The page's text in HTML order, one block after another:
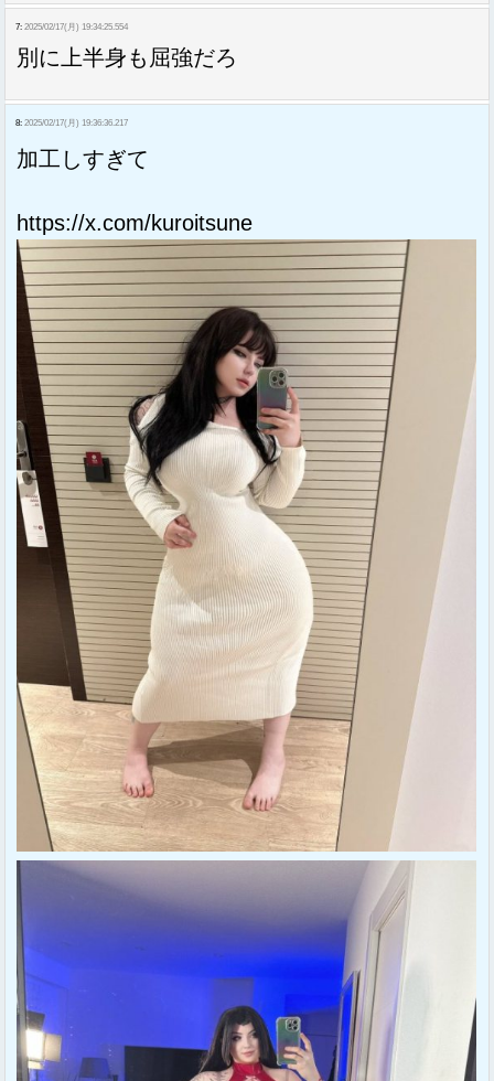
7: 2025/02/17(月) 19:34:25.554
別に上半身も屈強だろ
8: 2025/02/17(月) 19:36:36.217
加工しすぎて
https://x.com/kuroitsune